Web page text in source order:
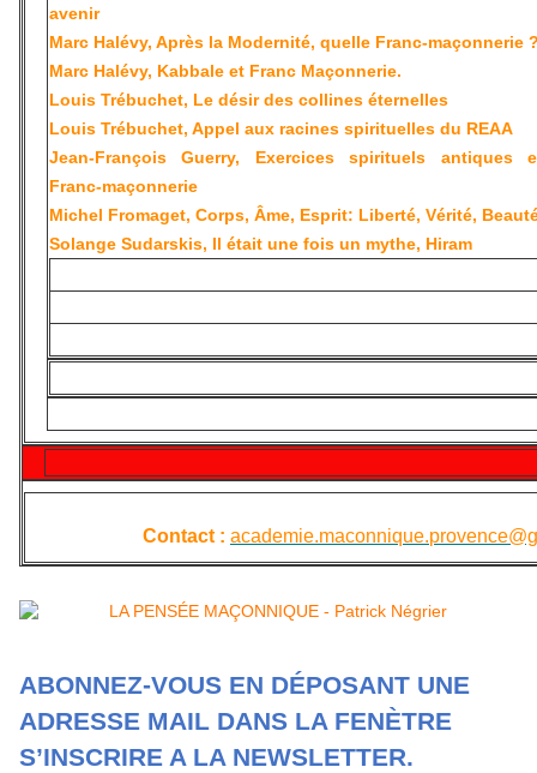
avenir
Marc Halévy, Après la Modernité, quelle Franc-maçonnerie
Marc Halévy, Kabbale et Franc Maçonnerie.
Louis Trébuchet, Le désir des collines éternelles
Louis Trébuchet, Appel aux racines spirituelles du REAA
Jean-François Guerry, Exercices spirituels antiques
Franc-maçonnerie
Michel Fromaget, Corps, Âme, Esprit: Liberté, Vérité,
Solange Sudarskis, Il était une fois un mythe, Hiram
Contact : academie.maconnique.
ABONNEZ-VOUS EN DÉPOSANT UNE
ADRESSE MAIL DANS LA FENÈTRE
S’INSCRIRE A LA NEWSLETTER.